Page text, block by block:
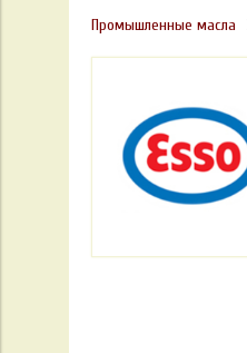
Промышленные масла